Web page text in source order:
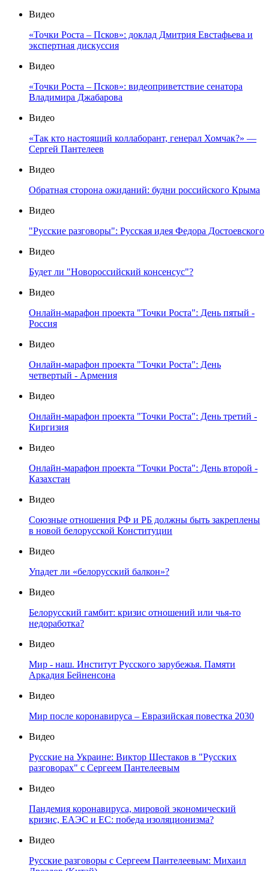
Видео
«Точки Роста – Псков»: доклад Дмитрия Евстафьева и
экспертная дискуссия
Видео
«Точки Роста – Псков»: видеоприветствие сенатора
Владимира Джабарова
Видео
«Так кто настоящий коллаборант, генерал Хомчак?» —
Сергей Пантелеев
Видео
Обратная сторона ожиданий: будни российского Крыма
Видео
"Русские разговоры": Русская идея Федора Достоевского
Видео
Будет ли "Новороссийский консенсус"?
Видео
Онлайн-марафон проекта "Точки Роста": День пятый -
Россия
Видео
Онлайн-марафон проекта "Точки Роста": День
четвертый - Армения
Видео
Онлайн-марафон проекта "Точки Роста": День третий -
Киргизия
Видео
Онлайн-марафон проекта "Точки Роста": День второй -
Казахстан
Видео
Союзные отношения РФ и РБ должны быть закреплены
в новой белорусской Конституции
Видео
Упадет ли «белорусский балкон»?
Видео
Белорусский гамбит: кризис отношений или чья-то
недоработка?
Видео
Мир - наш. Институт Русского зарубежья. Памяти
Аркадия Бейненсона
Видео
Мир после коронавируса – Евразийская повестка 2030
Видео
Русские на Украине: Виктор Шестаков в "Русских
разговорах" с Сергеем Пантелеевым
Видео
Пандемия коронавируса, мировой экономический
кризис, ЕАЭС и ЕС: победа изоляционизма?
Видео
Русские разговоры с Сергеем Пантелеевым: Михаил